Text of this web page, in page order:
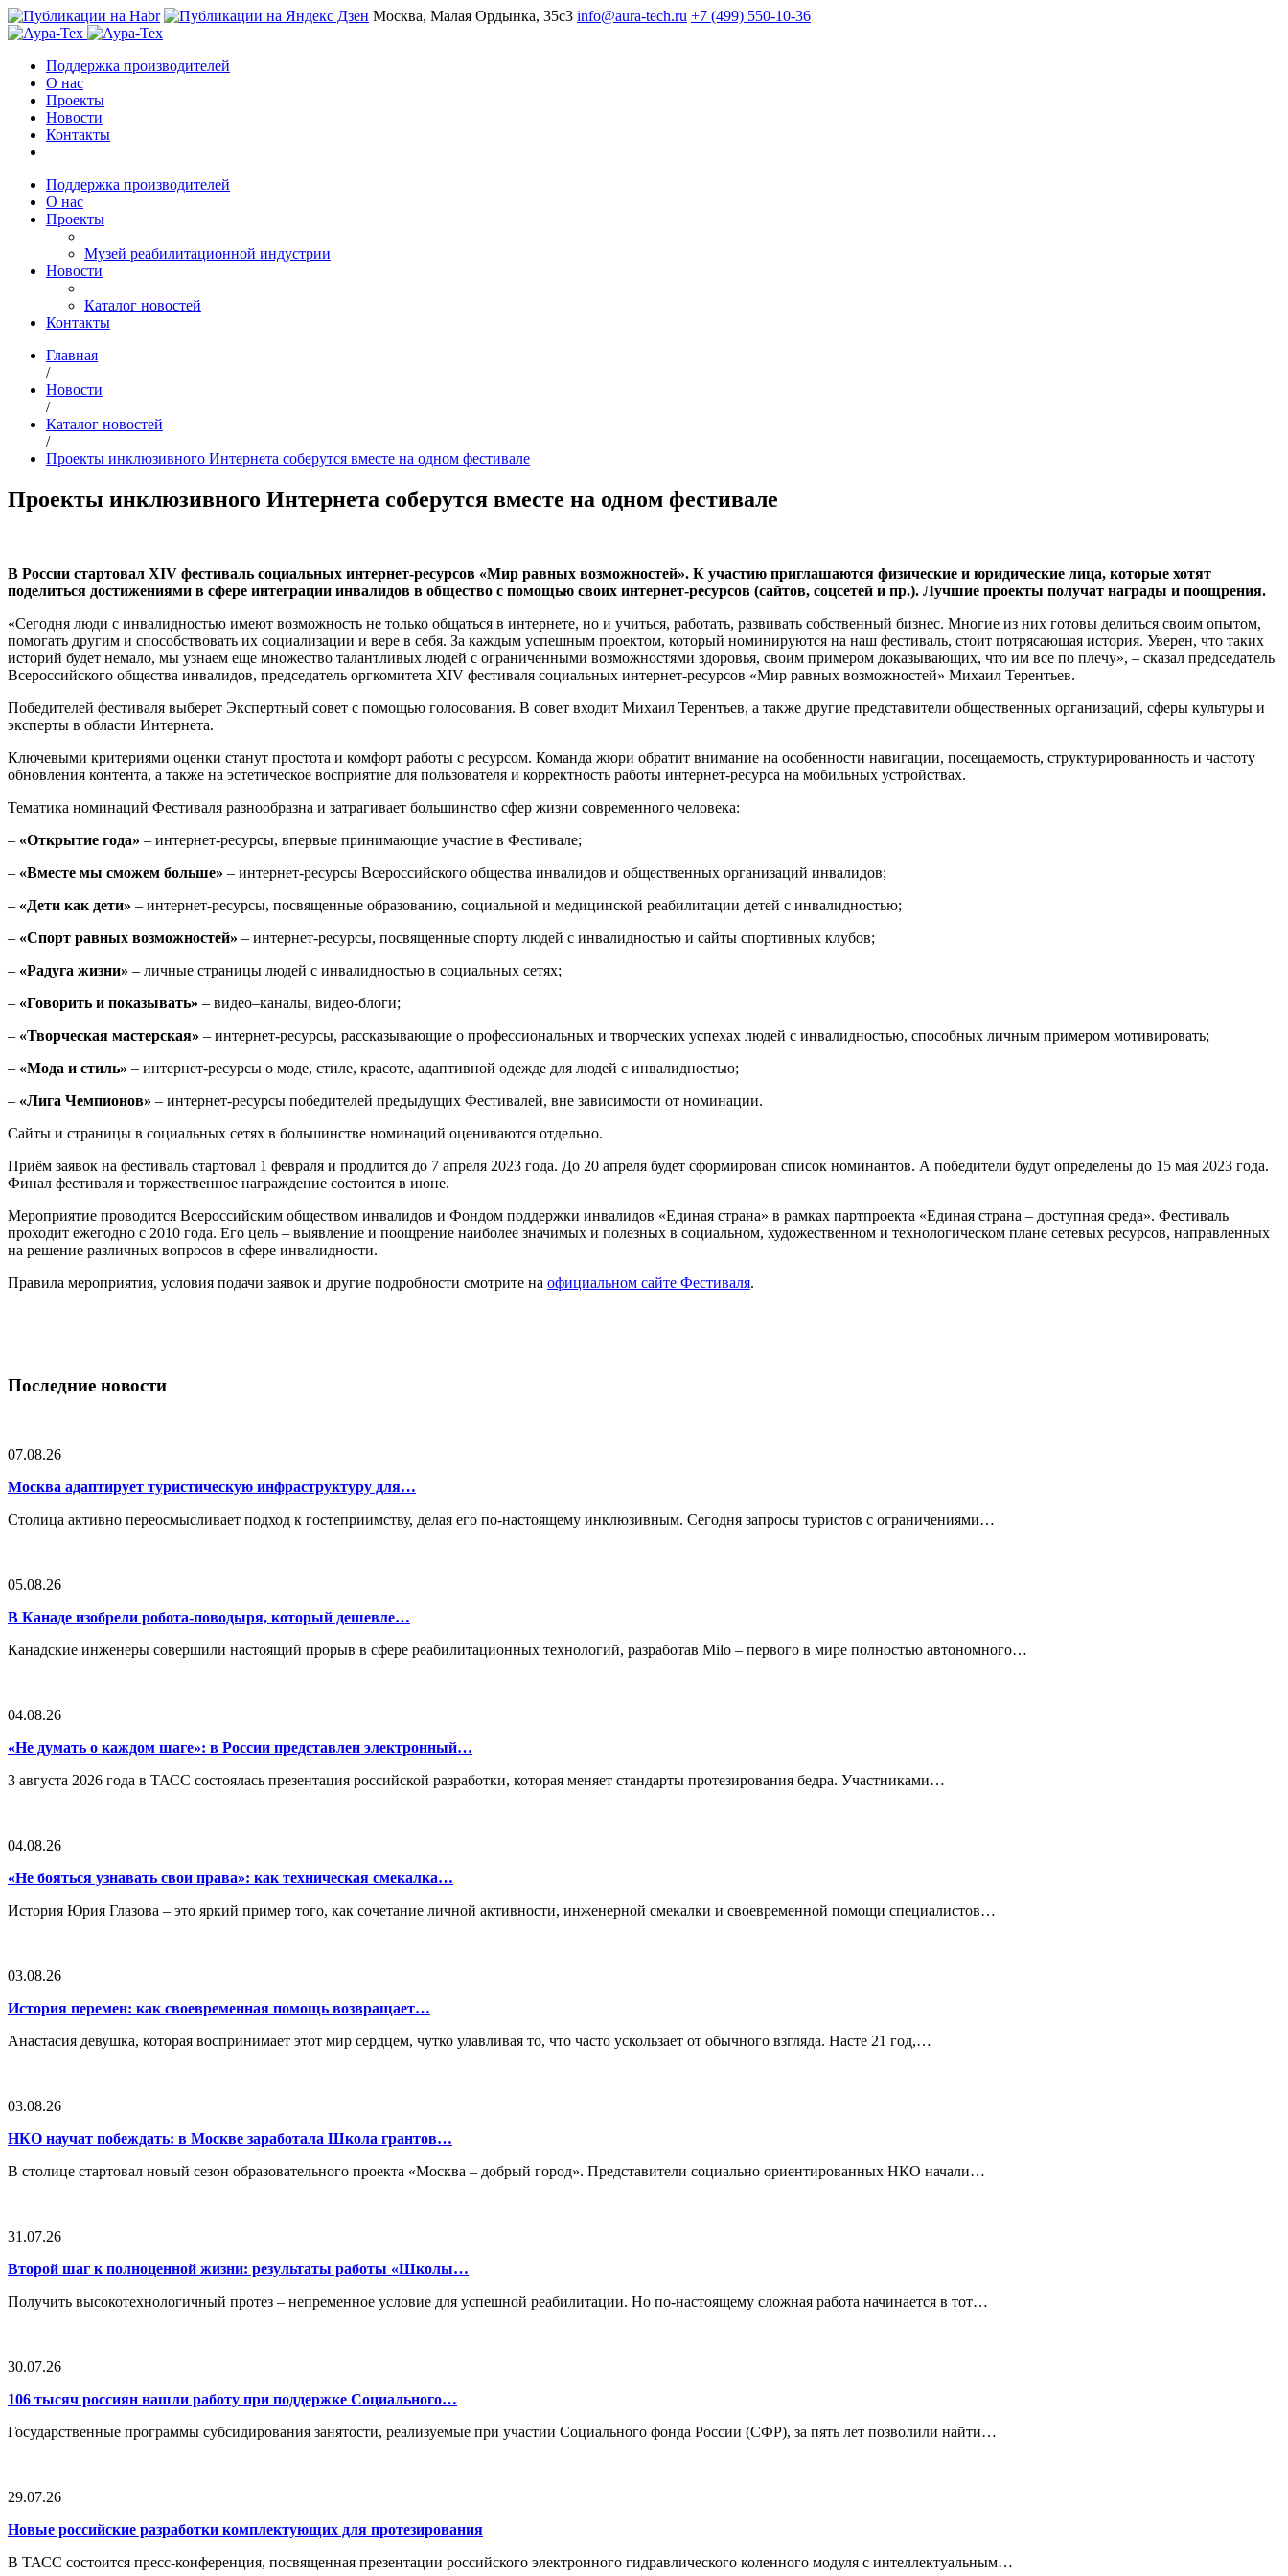
Москва, Малая Ордынка, 35с3 info@aura-tech.ru +7 (499) 550-10-36
Поддержка производителей
О нас
Проекты
Новости
Контакты
Поддержка производителей
О нас
Проекты
Музей реабилитационной индустрии
Новости
Каталог новостей
Контакты
Главная
/
Новости
/
Каталог новостей
/
Проекты инклюзивного Интернета соберутся вместе на одном фестивале
Проекты инклюзивного Интернета соберутся вместе на одном фестивале
В России стартовал XIV фестиваль социальных интернет-ресурсов «Мир равных возможностей». К участию приглашаются физические и юридические лица, которые хотят
поделиться достижениями в сфере интеграции инвалидов в общество с помощью своих интернет-ресурсов (сайтов, соцсетей и пр.). Лучшие проекты получат награды и поощрения.
«Сегодня люди с инвалидностью имеют возможность не только общаться в интернете, но и учиться, работать, развивать собственный бизнес. Многие из них готовы делиться своим опытом,
помогать другим и способствовать их социализации и вере в себя. За каждым успешным проектом, который номинируются на наш фестиваль, стоит потрясающая история. Уверен, что таких
историй будет немало, мы узнаем еще множество талантливых людей с ограниченными возможностями здоровья, своим примером доказывающих, что им все по плечу», – сказал председатель
Всероссийского общества инвалидов, председатель оргкомитета XIV фестиваля социальных интернет-ресурсов «Мир равных возможностей» Михаил Терентьев.
Победителей фестиваля выберет Экспертный совет с помощью голосования. В совет входит Михаил Терентьев, а также другие представители общественных организаций, сферы культуры и
эксперты в области Интернета.
Ключевыми критериями оценки станут простота и комфорт работы с ресурсом. Команда жюри обратит внимание на особенности навигации, посещаемость, структурированность и частоту
обновления контента, а также на эстетическое восприятие для пользователя и корректность работы интернет-ресурса на мобильных устройствах.
Тематика номинаций Фестиваля разнообразна и затрагивает большинство сфер жизни современного человека:
– «Открытие года» – интернет-ресурсы, впервые принимающие участие в Фестивале;
– «Вместе мы сможем больше» – интернет-ресурсы Всероссийского общества инвалидов и общественных организаций инвалидов;
– «Дети как дети» – интернет-ресурсы, посвященные образованию, социальной и медицинской реабилитации детей с инвалидностью;
– «Спорт равных возможностей» – интернет-ресурсы, посвященные спорту людей с инвалидностью и сайты спортивных клубов;
– «Радуга жизни» – личные страницы людей с инвалидностью в социальных сетях;
– «Говорить и показывать» – видео–каналы, видео-блоги;
– «Творческая мастерская» – интернет-ресурсы, рассказывающие о профессиональных и творческих успехах людей с инвалидностью, способных личным примером мотивировать;
– «Мода и стиль» – интернет-ресурсы о моде, стиле, красоте, адаптивной одежде для людей с инвалидностью;
– «Лига Чемпионов» – интернет-ресурсы победителей предыдущих Фестивалей, вне зависимости от номинации.
Сайты и страницы в социальных сетях в большинстве номинаций оцениваются отдельно.
Приём заявок на фестиваль стартовал 1 февраля и продлится до 7 апреля 2023 года. До 20 апреля будет сформирован список номинантов. А победители будут определены до 15 мая 2023 года.
Финал фестиваля и торжественное награждение состоится в июне.
Мероприятие проводится Всероссийским обществом инвалидов и Фондом поддержки инвалидов «Единая страна» в рамках партпроекта «Единая страна – доступная среда». Фестиваль
проходит ежегодно с 2010 года. Его цель – выявление и поощрение наиболее значимых и полезных в социальном, художественном и технологическом плане сетевых ресурсов, направленных
на решение различных вопросов в сфере инвалидности.
Правила мероприятия, условия подачи заявок и другие подробности смотрите на официальном сайте Фестиваля.
Последние новости
07.08.26
Москва адаптирует туристическую инфраструктуру для…
Столица активно переосмысливает подход к гостеприимству, делая его по-настоящему инклюзивным. Сегодня запросы туристов с ограничениями…
05.08.26
В Канаде изобрели робота-поводыря, который дешевле…
Канадские инженеры совершили настоящий прорыв в сфере реабилитационных технологий, разработав Milo – первого в мире полностью автономного…
04.08.26
«Не думать о каждом шаге»: в России представлен электронный…
3 августа 2026 года в ТАСС состоялась презентация российской разработки, которая меняет стандарты протезирования бедра. Участниками…
04.08.26
«Не бояться узнавать свои права»: как техническая смекалка…
История Юрия Глазова – это яркий пример того, как сочетание личной активности, инженерной смекалки и своевременной помощи специалистов…
03.08.26
История перемен: как своевременная помощь возвращает…
Анастасия девушка, которая воспринимает этот мир сердцем, чутко улавливая то, что часто ускользает от обычного взгляда. Насте 21 год,…
03.08.26
НКО научат побеждать: в Москве заработала Школа грантов…
В столице стартовал новый сезон образовательного проекта «Москва – добрый город». Представители социально ориентированных НКО начали…
31.07.26
Второй шаг к полноценной жизни: результаты работы «Школы…
Получить высокотехнологичный протез – непременное условие для успешной реабилитации. Но по-настоящему сложная работа начинается в тот…
30.07.26
106 тысяч россиян нашли работу при поддержке Социального…
Государственные программы субсидирования занятости, реализуемые при участии Социального фонда России (СФР), за пять лет позволили найти…
29.07.26
Новые российские разработки комплектующих для протезирования
В ТАСС состоится пресс-конференция, посвященная презентации российского электронного гидравлического коленного модуля с интеллектуальным…